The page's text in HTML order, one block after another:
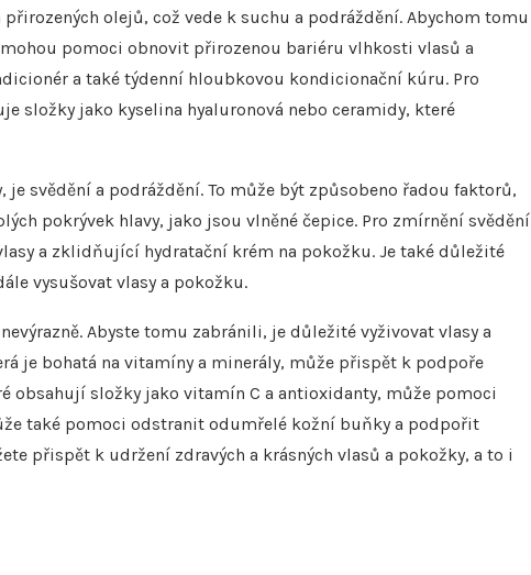
olejů, což vede k suchu a podráždění. Abychom tomu
pomoci obnovit přirozenou bariéru vlhkosti vlasů a
a také týdenní hloubkovou kondicionační kúru. Pro
složky jako kyselina hyaluronová nebo ceramidy, které
svědění a podráždění. To může být způsobeno řadou faktorů,
pokrývek hlavy, jako jsou vlněné čepice. Pro zmírnění svědění
a zklidňující hydratační krém na pokožku. Je také důležité
vysušovat vlasy a pokožku.
Abyste tomu zabránili, je důležité vyživovat vlasy a
je bohatá na vitamíny a minerály, může přispět k podpoře
obsahují složky jako vitamín C a antioxidanty, může pomoci
také pomoci odstranit odumřelé kožní buňky a podpořit
přispět k udržení zdravých a krásných vlasů a pokožky, a to i